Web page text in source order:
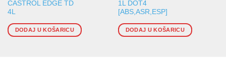
CASTROL EDGE TD
4L
DODAJ U KOŠARICU
1L DOT4
[ABS,ASR,ESP]
DODAJ U KOŠARICU